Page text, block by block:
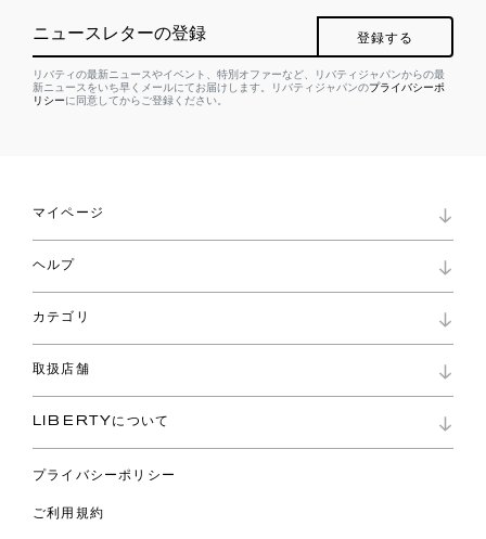
ニュースレターの登録 登録する
リバティの最新ニュースやイベント、特別オファーなど、リバティジャパンからの最
新ニュースをいち早くメールにてお届けします。リバティジャパンのプライバシーポ
リシーに同意してからご登録ください。
マイページ
ロイヤリティプログラム
パスワード再設定
ショッピングバッグ
ヘルプ
お問い合わせ
よくあるご質問
ご利用ガイド
カテゴリ
コレクション
ファブリックス
バッグ
ウェア
ライフスタイル
取扱店舗
リバティ・ファブリックス
LIBERTYについて
プライバシーポリシー
ご利用規約